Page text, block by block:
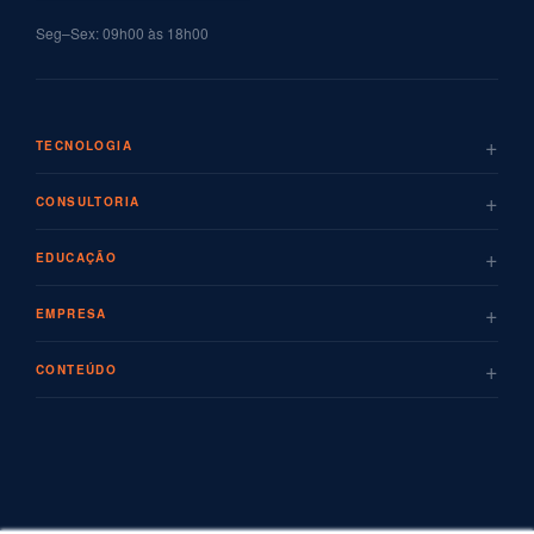
Seg–Sex: 09h00 às 18h00
TECNOLOGIA +
CONSULTORIA +
EDUCAÇÃO +
EMPRESA +
CONTEÚDO +